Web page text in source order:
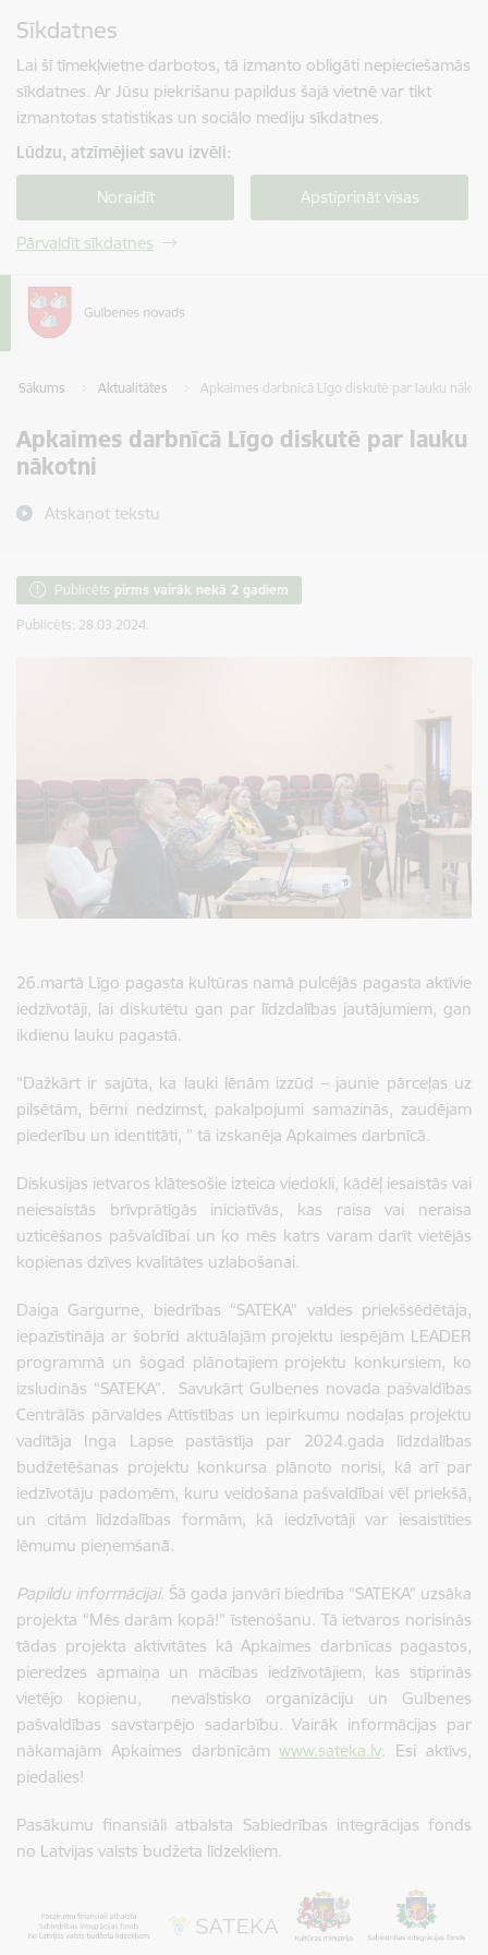
Sīkdatnes
Lai šī tīmekļvietne darbotos, tā izmanto obligāti nepieciešamās
sīkdatnes. Ar Jūsu piekrišanu papildus šajā vietnē var tikt
izmantotas statistikas un sociālo mediju sīkdatnes.
Lūdzu, atzīmējiet savu izvēli:
Noraidīt Apstiprināt visas
Pārvaldīt sīkdatnes
Sākums Aktualitātes Apkaimes darbnīcā Līgo diskutē par lauku
Apkaimes darbnīcā Līgo diskutē par lauku
nākotni
Atskaņot tekstu
Publicēts pirms vairāk nekā 2 gadiem
Publicēts: 28.03.2024.
26.martā Līgo pagasta kultūras namā pulcējās pagasta aktīvie
iedzīvotāji, lai diskutētu gan par līdzdalības jautājumiem, gan
ikdienu lauku pagastā.
“Dažkārt ir sajūta, ka lauki lēnām izzūd – jaunie pārceļas uz
pilsētām, bērni nedzimst, pakalpojumi samazinās, zaudējam
piederību un identitāti, ” tā izskanēja Apkaimes darbnīcā.
Diskusijas ietvaros klātesošie izteica viedokli, kādēļ iesaistās vai
neiesaistās brīvprātīgās iniciatīvās, kas raisa vai neraisa
uzticēšanos pašvaldībai un ko mēs katrs varam darīt vietējās
kopienas dzīves kvalitātes uzlabošanai.
Daiga Gargurne, biedrības “SATEKA” valdes priekšsēdētāja,
iepazīstināja ar šobrīd aktuālajām projektu iespējām LEADER
programmā un šogad plānotajiem projektu konkursiem, ko
izsludinās “SATEKA”. Savukārt Gulbenes novada pašvaldības
Centrālās pārvaldes Attīstības un iepirkumu nodaļas projektu
vadītāja Inga Lapse pastāstīja par 2024.gada līdzdalības
budžetēšanas projektu konkursa plānoto norisi, kā arī par
iedzīvotāju padomēm, kuru veidošana pašvaldībai vēl priekšā,
un citām līdzdalības formām, kā iedzīvotāji var iesaistīties
lēmumu pieņemšanā.
Papildu informācijai. Šā gada janvārī biedrība “SATEKA” uzsāka
projekta “Mēs darām kopā!” īstenošanu. Tā ietvaros norisinās
tādas projekta aktivitātes kā Apkaimes darbnīcas pagastos,
pieredzes apmaiņa un mācības iedzīvotājiem, kas stiprinās
vietējo kopienu, nevalstisko organizāciju un Gulbenes
pašvaldības savstarpējo sadarbību. Vairāk informācijas par
nākamajām Apkaimes darbnīcāmwww.sateka.lv. Esi aktīvs,
piedalies!
Pasākumu finansiāli atbalsta Sabiedrības integrācijas fonds
no Latvijas valsts budžeta līdzekļiem.